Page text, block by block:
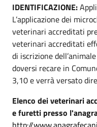
IDENTIFICAZIONE:
L’applicazione dei
veterinari accreditati
veterinari accreditati
di iscrizione
doversi recare in
3,10 e verrà versato
Elenco dei veterinari
e furetti presso